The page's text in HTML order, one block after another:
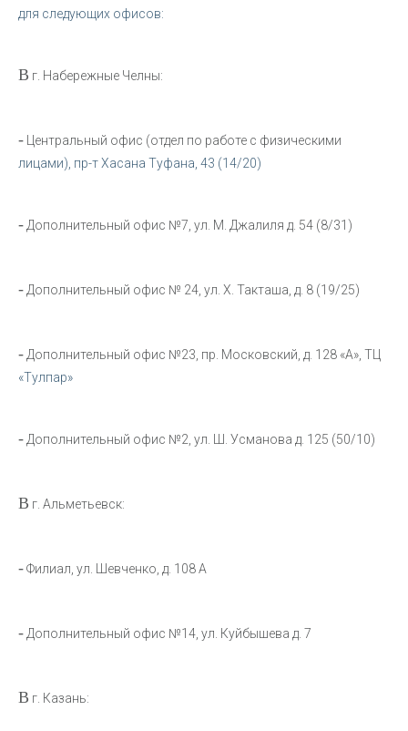
для следующих офисов:
В г. Набережные Челны:
- Центральный офис (отдел по работе с физическими
лицами), пр-т Хасана Туфана, 43 (14/20)
- Дополнительный офис №7, ул. М. Джалиля д. 54 (8/31)
- Дополнительный офис № 24, ул. Х. Такташа, д. 8 (19/25)
- Дополнительный офис №23, пр. Московский, д. 128 «А», ТЦ
«Тулпар»
- Дополнительный офис №2, ул. Ш. Усманова д. 125 (50/10)
В г. Альметьевск:
-Филиал, ул. Шевченко, д. 108 А
- Дополнительный офис №14, ул. Куйбышева д. 7
В г. Казань: